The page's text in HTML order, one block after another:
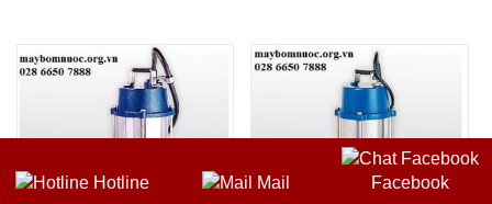
Hotline Mail Facebook